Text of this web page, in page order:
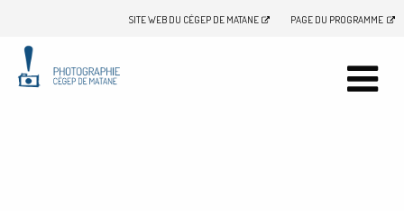
SITE WEB DU CÉGEP DE MATANE PAGE DU PROGRAMME